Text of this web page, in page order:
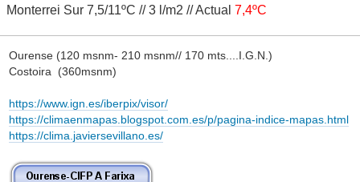
Monterrei Sur 7,5/11ºC // 3 l/m2 // Actual 7,4ºC
Ourense (120 msnm- 210 msnm// 170 mts....I.G.N.)
Costoira (360msnm)
https://www.ign.es/iberpix/visor/
https://climaenmapas.blogspot.com.es/p/pagina-indice-mapas.html
https://clima.javiersevillano.es/